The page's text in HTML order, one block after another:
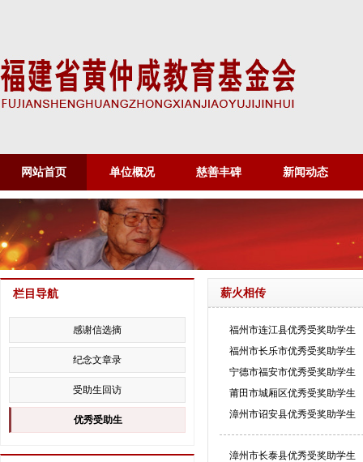
网站首页 单位概况 慈善丰碑 新闻动态
薪火相传
福州市连江县优秀受奖助学生
福州市长乐市优秀受奖助学生
宁德市福安市优秀受奖助学生
莆田市城厢区优秀受奖助学生
漳州市诏安县优秀受奖助学生
漳州市长泰县优秀受奖助学生
栏目导航
感谢信选摘
纪念文章录
受助生回访
优秀受助生